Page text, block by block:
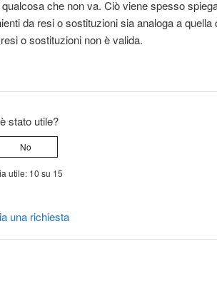
che non va. Ciò viene spesso
da resi o sostituzioni sia analoga a quella
o sostituzioni non è valida.
stato utile?
No
utile: 10 su 15
una richiesta